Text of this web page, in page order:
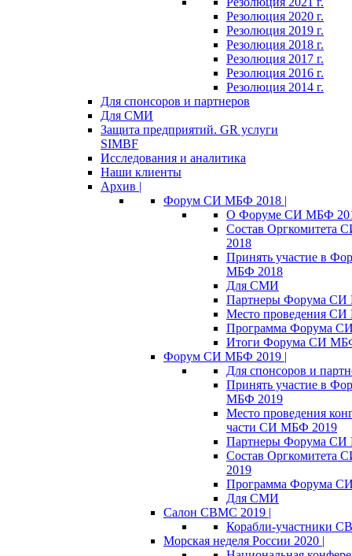
Резолюция 2020 г.
Резолюция 2019 г.
Резолюция 2018 г.
Резолюция 2017 г.
Резолюция 2016 г.
Резолюция 2014 г.
Для спонсоров и партнеров
Для СМИ
Защита предприятий. GR услуги
SIMBF
Исследования и аналитика
Наши клиенты
Архив |
Форум СИ МБФ 2018 |
О Форуме СИ МБФ
Состав Оргкомитета
2018
Принять участие в
МБФ 2018
Для СМИ
Партнеры Форума
Место проведения
Программа Форума
Итоги Форума СИ
Форум СИ МБФ 2019 |
Для спонсоров и
Принять участие в
МБФ 2019
Место проведения
части СИ МБФ 2019
Партнеры Форума
Состав Оргкомитета
2019
Программа Форума
Для СМИ
Салон СВМС 2019 |
Корабли-участники
Морская неделя России 2020 |